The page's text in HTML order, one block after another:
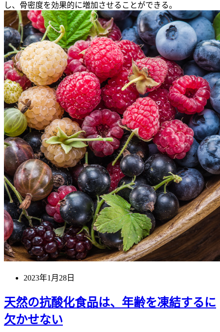
し、骨密度を効果的に増加させることができる。
2023年1月28日
天然の抗酸化食品は、年齢を凍結するに
欠かせない